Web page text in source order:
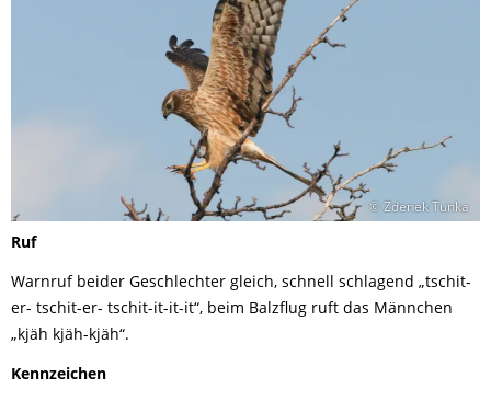
© Zdenek Tunka
Ruf
Warnruf beider Geschlechter gleich, schnell schlagend „tschit-
er- tschit-er- tschit-it-it-it“, beim Balzflug ruft das Männchen
„kjäh kjäh-kjäh“.
Kennzeichen